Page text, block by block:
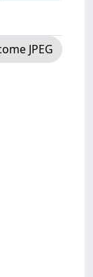
JPEG